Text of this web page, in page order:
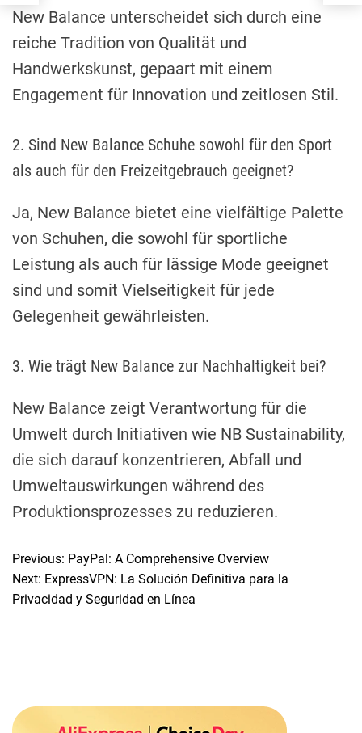
New Balance unterscheidet sich durch eine
reiche Tradition von Qualität und
Handwerkskunst, gepaart mit einem
Engagement für Innovation und zeitlosen Stil.
2. Sind New Balance Schuhe sowohl für den Sport
als auch für den Freizeitgebrauch geeignet?
Ja, New Balance bietet eine vielfältige Palette
von Schuhen, die sowohl für sportliche
Leistung als auch für lässige Mode geeignet
sind und somit Vielseitigkeit für jede
Gelegenheit gewährleisten.
3. Wie trägt New Balance zur Nachhaltigkeit bei?
New Balance zeigt Verantwortung für die
Umwelt durch Initiativen wie NB Sustainability,
die sich darauf konzentrieren, Abfall und
Umweltauswirkungen während des
Produktionsprozesses zu reduzieren.
P
o
a
Previous: PayPal: A Comprehensive Overview
Next: ExpressVPN: La Solución Definitiva para la
Privacidad y Seguridad en Línea